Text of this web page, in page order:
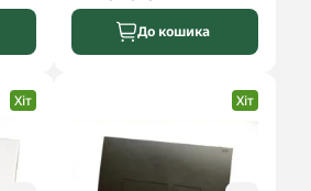
До кошика
Хіт Хіт